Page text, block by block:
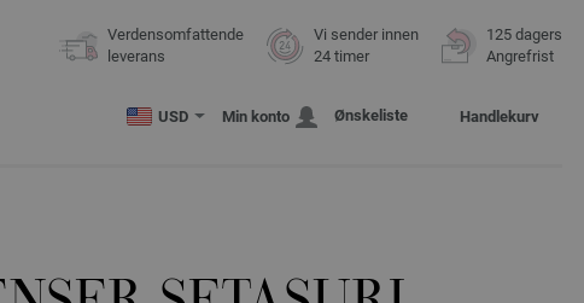
Verdensomfattende
leverans
Vi sender innen
24 timer
125 dagers
Angrefrist
USD Min konto Ønskeliste Handlekurv